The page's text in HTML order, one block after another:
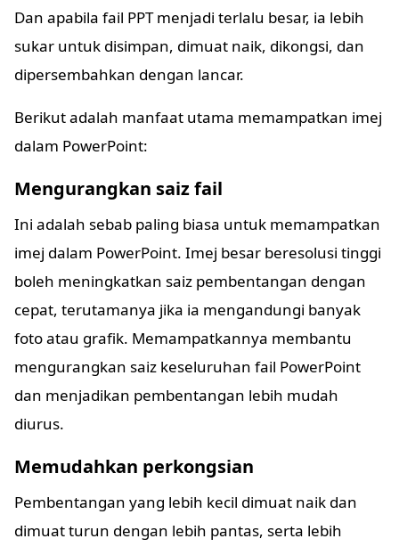
Dan apabila fail PPT menjadi terlalu besar, ia lebih
sukar untuk disimpan, dimuat naik, dikongsi, dan
dipersembahkan dengan lancar.
Berikut adalah manfaat utama memampatkan imej
dalam PowerPoint:
Mengurangkan saiz fail
Ini adalah sebab paling biasa untuk memampatkan
imej dalam PowerPoint. Imej besar beresolusi tinggi
boleh meningkatkan saiz pembentangan dengan
cepat, terutamanya jika ia mengandungi banyak
foto atau grafik. Memampatkannya membantu
mengurangkan saiz keseluruhan fail PowerPoint
dan menjadikan pembentangan lebih mudah
diurus.
Memudahkan perkongsian
Pembentangan yang lebih kecil dimuat naik dan
dimuat turun dengan lebih pantas, serta lebih